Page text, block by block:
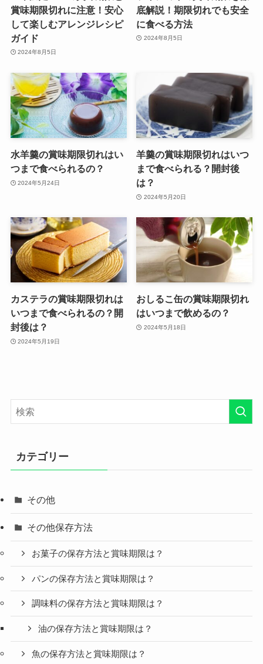
賞味期限切れに注意！安心
して楽しむアレンジレシピ
ガイド
2024年8月5日
底解説！期限切れでも安全
に食べる方法
2024年8月5日
水羊羹の賞味期限切れはい
つまで食べられるの？
2024年5月24日
羊羹の賞味期限切れはいつ
まで食べられる？開封後
は？
2024年5月20日
カステラの賞味期限切れは
いつまで食べられるの？開
封後は？
2024年5月19日
おしるこ缶の賞味期限切れ
はいつまで飲めるの？
2024年5月18日
カテゴリー
その他
その他保存方法
お菓子の保存方法と賞味期限は？
パンの保存方法と賞味期限は？
調味料の保存方法と賞味期限は？
油の保存方法と賞味期限は？
魚の保存方法と賞味期限は？